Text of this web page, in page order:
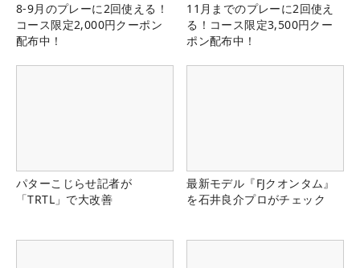
8-9月のプレーに2回使える！
コース限定2,000円クーポン
配布中！
11月までのプレーに2回使え
る！コース限定3,500円クー
ポン配布中！
パターこじらせ記者が
「TRTL」で大改善
最新モデル『FJクオンタム』
を石井良介プロがチェック